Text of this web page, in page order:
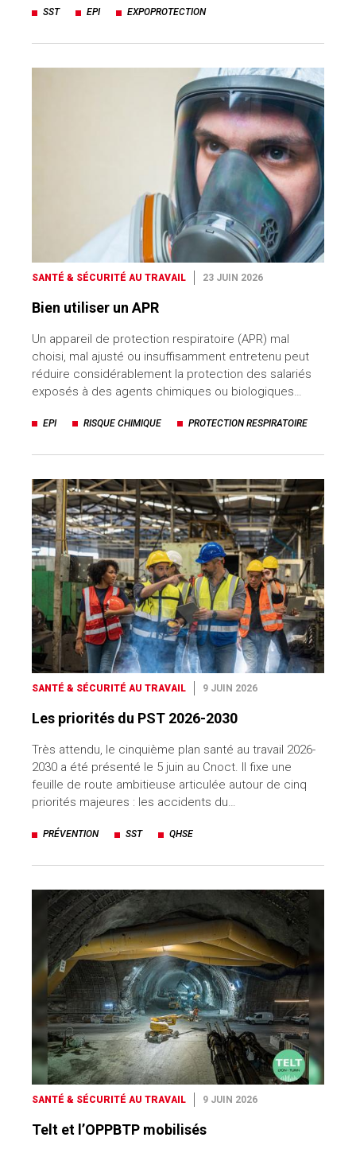
SST EPI EXPOPROTECTION
SANTÉ & SÉCURITÉ AU TRAVAIL 23 JUIN 2026
Bien utiliser un APR
Un appareil de protection respiratoire (APR) mal
choisi, mal ajusté ou insuffisamment entretenu peut
réduire considérablement la protection des salariés
exposés à des agents chimiques ou biologiques…
EPI RISQUE CHIMIQUE PROTECTION RESPIRATOIRE
SANTÉ & SÉCURITÉ AU TRAVAIL 9 JUIN 2026
Les priorités du PST 2026-2030
Très attendu, le cinquième plan santé au travail 2026-
2030 a été présenté le 5 juin au Cnoct. Il fixe une
feuille de route ambitieuse articulée autour de cinq
priorités majeures : les accidents du…
PRÉVENTION SST QHSE
SANTÉ & SÉCURITÉ AU TRAVAIL 9 JUIN 2026
Telt et l’OPPBTP mobilisés